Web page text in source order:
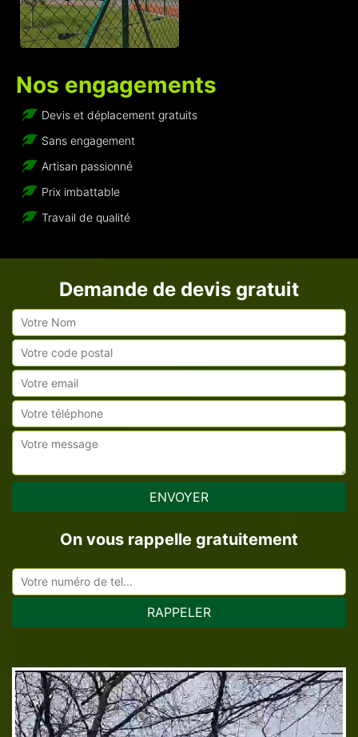
Nos engagements
Devis et déplacement gratuits
Sans engagement
Artisan passionné
Prix imbattable
Travail de qualité
Demande de devis gratuit
On vous rappelle gratuitement